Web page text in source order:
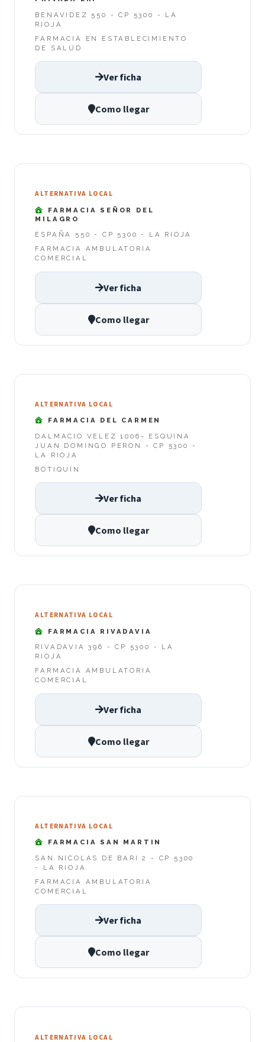
BENAVIDEZ 550 - CP 5300 - LA
RIOJA
FARMACIA EN ESTABLECIMIENTO
DE SALUD
Ver ficha
Como llegar
ALTERNATIVA LOCAL
FARMACIA SEÑOR DEL
MILAGRO
ESPAÑA 550 - CP 5300 - LA RIOJA
FARMACIA AMBULATORIA
COMERCIAL
Ver ficha
Como llegar
ALTERNATIVA LOCAL
FARMACIA DEL CARMEN
DALMACIO VELEZ 1006- ESQUINA
JUAN DOMINGO PERON - CP 5300 -
LA RIOJA
BOTIQUÍN
Ver ficha
Como llegar
ALTERNATIVA LOCAL
FARMACIA RIVADAVIA
RIVADAVIA 396 - CP 5300 - LA
RIOJA
FARMACIA AMBULATORIA
COMERCIAL
Ver ficha
Como llegar
ALTERNATIVA LOCAL
FARMACIA SAN MARTIN
SAN NICOLAS DE BARI 2 - CP 5300
- LA RIOJA
FARMACIA AMBULATORIA
COMERCIAL
Ver ficha
Como llegar
ALTERNATIVA LOCAL